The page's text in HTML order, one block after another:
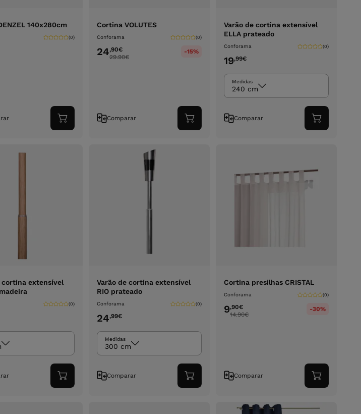
140x280cm
(0)
Adicionar
ao
Cortina VOLUTES
Conforama (0)
24,90€
29.90€
-15%
Comparar
Adicionar
ao
Varão de cortina extensível
ELLA prateado
Conforama (0)
19,99€
Medidas
240 cm
Comparar
Adicionar
ao
cortina extensível
(0)
Adicionar
ao
Varão de cortina extensível
RIO prateado
Conforama (0)
24,99€
Medidas
300 cm
Comparar
Adicionar
ao
Cortina presilhas CRISTAL
Conforama (0)
9,90€
14.90€
-30%
Comparar
Adicionar
ao